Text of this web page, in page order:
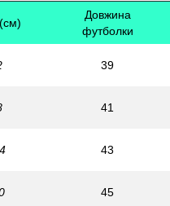
Довжина
футболки
39
41
43
45